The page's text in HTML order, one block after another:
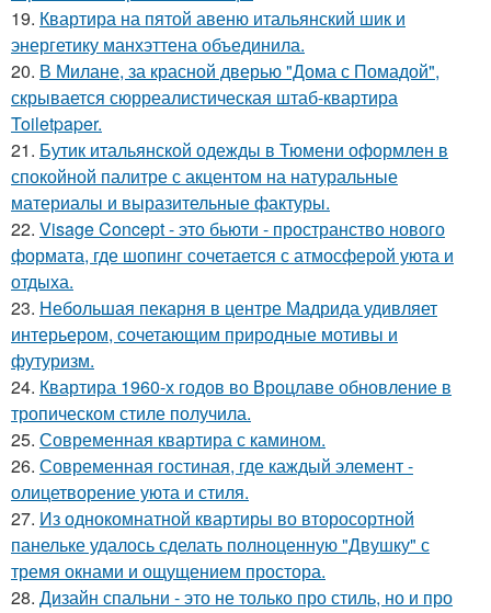
19. Квартира на пятой авеню итальянский шик и
энергетику манхэттена объединила.
20. В Милане, за красной дверью "Дома с Помадой",
скрывается сюрреалистическая штаб-квартира
Toiletpaper.
21. Бутик итальянской одежды в Тюмени оформлен в
спокойной палитре с акцентом на натуральные
материалы и выразительные фактуры.
22. Visage Concept - это бьюти - пространство нового
формата, где шопинг сочетается с атмосферой уюта и
отдыха.
23. Небольшая пекарня в центре Мадрида удивляет
интерьером, сочетающим природные мотивы и
футуризм.
24. Квартира 1960-х годов во Вроцлаве обновление в
тропическом стиле получила.
25. Современная квартира с камином.
26. Современная гостиная, где каждый элемент -
олицетворение уюта и стиля.
27. Из однокомнатной квартиры во второсортной
панельке удалось сделать полноценную "Двушку" с
тремя окнами и ощущением простора.
28. Дизайн спальни - это не только про стиль, но и про